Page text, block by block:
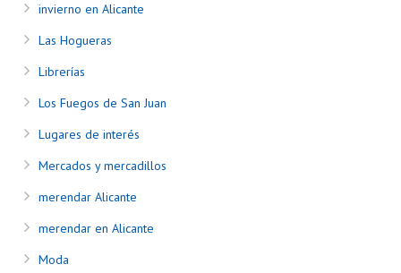
invierno en Alicante
Las Hogueras
Librerías
Los Fuegos de San Juan
Lugares de interés
Mercados y mercadillos
merendar Alicante
merendar en Alicante
Moda